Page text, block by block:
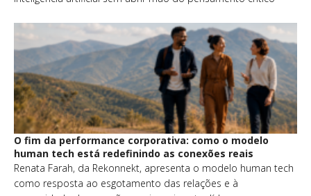
O fim da performance corporativa: como o modelo
human tech está redefinindo as conexões reais
Renata Farah, da Rekonnekt, apresenta o modelo human tech
como resposta ao esgotamento das relações e à